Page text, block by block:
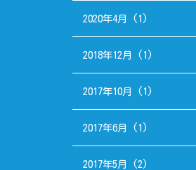
2020年4月 (1)
2018年12月 (1)
2017年10月 (1)
2017年6月 (1)
2017年5月 (2)